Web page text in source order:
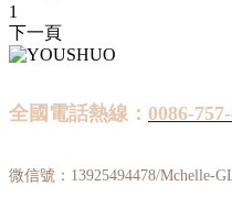
1
下一頁
全國電話熱線： 0086-
微信號：13925494478/Mchelle-